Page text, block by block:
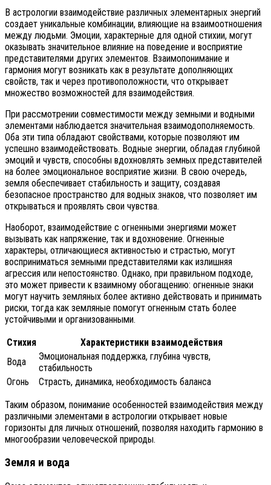
В астрологии взаимодействие различных элементарных энергий
создает уникальные комбинации, влияющие на взаимоотношения
между людьми. Эмоции, характерные для одной стихии, могут
оказывать значительное влияние на поведение и восприятие
представителями других элементов. Взаимопонимание и
гармония могут возникать как в результате дополняющих
свойств, так и через противоположности, что открывает
множество возможностей для взаимодействия.
При рассмотрении совместимости между земными и водными
элементами наблюдается значительная взаимодополняемость.
Оба эти типа обладают свойствами, которые позволяют им
успешно взаимодействовать. Водные энергии, обладая глубиной
эмоций и чувств, способны вдохновлять земных представителей
на более эмоциональное восприятие жизни. В свою очередь,
земля обеспечивает стабильность и защиту, создавая
безопасное пространство для водных знаков, что позволяет им
открываться и проявлять свои чувства.
Наоборот, взаимодействие с огненными энергиями может
вызывать как напряжение, так и вдохновение. Огненные
характеры, отличающиеся активностью и страстью, могут
восприниматься земными представителями как излишняя
агрессия или непостоянство. Однако, при правильном подходе,
это может привести к взаимному обогащению: огненные знаки
могут научить земляных более активно действовать и принимать
риски, тогда как земляные помогут огненным стать более
устойчивыми и организованными.
Стихия
Характеристики взаимодействия
Вода
Эмоциональная поддержка, глубина чувств,
стабильность
Огонь
Страсть, динамика, необходимость баланса
Таким образом, понимание особенностей взаимодействия между
различными элементами в астрологии открывает новые
горизонты для личных отношений, позволяя находить гармонию в
многообразии человеческой природы.
Земля и вода